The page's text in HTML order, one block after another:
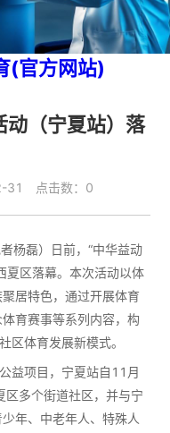
(官方网站)
动（宁夏站）落
31 点击数：0
磊）日前，“中华益动
夏区落幕。本次活动以体
居特色，通过开展体育
育赛事等系列内容，构
区体育发展新模式。
益项目，宁夏站自11月
多个街道社区，并与宁
年、中老年人、特殊人